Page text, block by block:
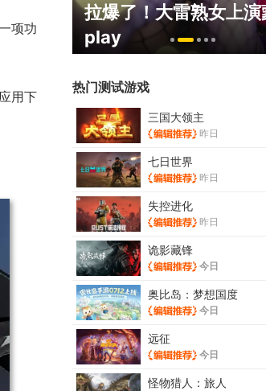
项功
用下
拉爆了！大雷熟女上演
play
热门测试游戏
三国大领主
昨日
七日世界
昨日
失控进化
昨日
诡影藏锋
今日
奥比岛：梦想国度
今日
远征
今日
怪物猎人：旅人